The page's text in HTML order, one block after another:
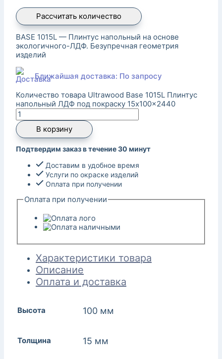
Рассчитать количество
BASE 1015L — Плинтус напольный на основе
экологичного-ЛДФ. Безупречная геометрия
изделий
Ближайшая доставка: По запросу
Количество товара Ultrawood Base 1015L Плинтус
напольный ЛДФ под покраску 15x100x2440
В корзину
Подтвердим заказ в течение 30 минут
Доставим в удобное время
Услуги по окраске изделий
Оплата при получении
Оплата при получении
Характеристики товара
Описание
Оплата и доставка
Высота 100 мм
Толщина 15 мм